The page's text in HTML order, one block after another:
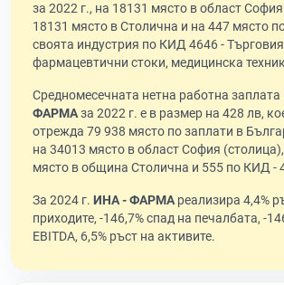
за 2022 г., на 18131 място в област
18131 място в Столична и на 447 място
своята индустрия по КИД 4646 -
фармацевтични стоки, медицинска
Средномесечната нетна работна заплата
ФАРМАза 2022 г. е в размер на 428 лв,
отрежда 79 938 място по заплати в
на 34013 място в област София
място в община Столична и 555 по КИД -
За 2024 г. ИНА - ФАРМАреализира 4,4%
приходите, -146,7% спад на печалбата, -
EBITDA, 6,5% ръст на активите.